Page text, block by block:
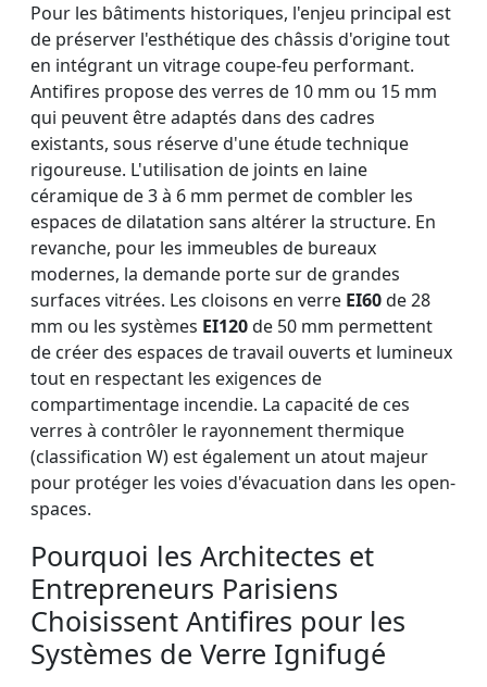
Pour les bâtiments historiques, l'enjeu principal est
de préserver l'esthétique des châssis d'origine tout
en intégrant un vitrage coupe-feu performant.
Antifires propose des verres de 10 mm ou 15 mm
qui peuvent être adaptés dans des cadres
existants, sous réserve d'une étude technique
rigoureuse. L'utilisation de joints en laine
céramique de 3 à 6 mm permet de combler les
espaces de dilatation sans altérer la structure. En
revanche, pour les immeubles de bureaux
modernes, la demande porte sur de grandes
surfaces vitrées. Les cloisons en verre EI60de 28
mm ou les systèmes EI120de 50 mm permettent
de créer des espaces de travail ouverts et lumineux
tout en respectant les exigences de
compartimentage incendie. La capacité de ces
verres à contrôler le rayonnement thermique
(classification W) est également un atout majeur
pour protéger les voies d'évacuation dans les open-
spaces.
Pourquoi les Architectes et
Entrepreneurs Parisiens
Choisissent Antifires pour les
Systèmes de Verre Ignifugé